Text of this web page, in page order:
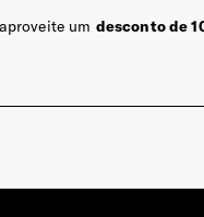
um desconto de